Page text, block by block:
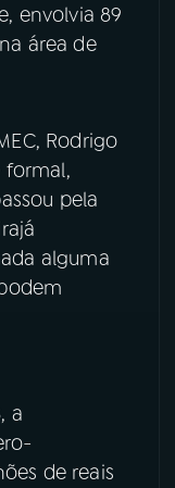
envolvia 89
área de
Rodrigo
formal,
pela
alguma
a
de reais